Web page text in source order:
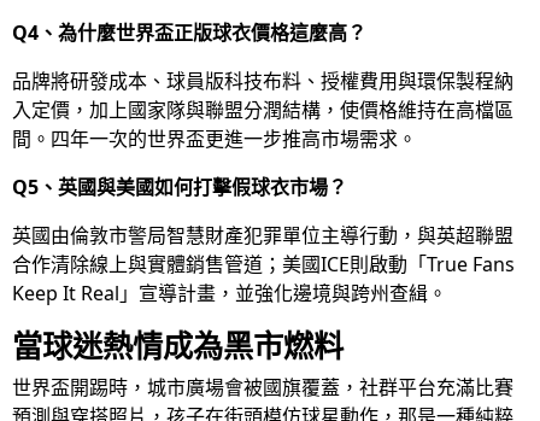
Q4、為什麼世界盃正版球衣價格這麼高？
品牌將研發成本、球員版科技布料、授權費用與環保製程納
入定價，加上國家隊與聯盟分潤結構，使價格維持在高檔區
間。四年一次的世界盃更進一步推高市場需求。
Q5、英國與美國如何打擊假球衣市場？
英國由倫敦市警局智慧財產犯罪單位主導行動，與英超聯盟
合作清除線上與實體銷售管道；美國ICE則啟動「True Fans
Keep It Real」宣導計畫，並強化邊境與跨州查緝。
當球迷熱情成為黑市燃料
世界盃開踢時，城市廣場會被國旗覆蓋，社群平台充滿比賽